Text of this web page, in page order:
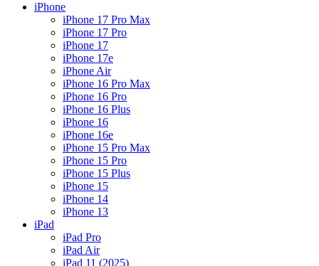
iPhone
iPhone 17 Pro Max
iPhone 17 Pro
iPhone 17
iPhone 17e
iPhone Air
iPhone 16 Pro Max
iPhone 16 Pro
iPhone 16 Plus
iPhone 16
iPhone 16e
iPhone 15 Pro Max
iPhone 15 Pro
iPhone 15 Plus
iPhone 15
iPhone 14
iPhone 13
iPad
iPad Pro
iPad Air
iPad 11 (2025)